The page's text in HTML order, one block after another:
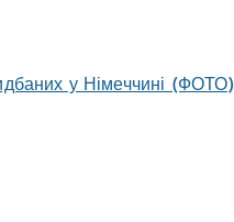
у Німеччині (ФОТО)